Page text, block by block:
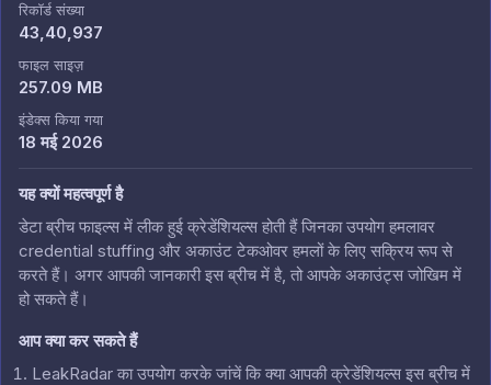
रिकॉर्ड संख्या
43,40,937
फाइल साइज़
257.09 MB
इंडेक्स किया गया
18 मई 2026
यह क्यों महत्वपूर्ण है
डेटा ब्रीच फाइल्स में लीक हुई क्रेडेंशियल्स होती हैं जिनका उपयोग हमलावर
credential stuffing और अकाउंट टेकओवर हमलों के लिए सक्रिय रूप से
करते हैं। अगर आपकी जानकारी इस ब्रीच में है, तो आपके अकाउंट्स जोखिम में
हो सकते हैं।
आप क्या कर सकते हैं
LeakRadar का उपयोग करके जांचें कि क्या आपकी क्रेडेंशियल्स इस ब्रीच में